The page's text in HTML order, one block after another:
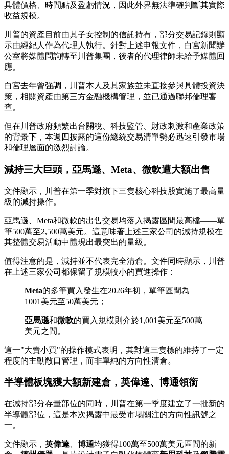
具體價格、時間點及盈虧情況，因此外界無法準確判斷其實際
收益規模。
川普的資產目前由其子女控制的信託持有，部分交易記錄則顯
示由經紀人作為代理人執行。針對上述申報文件，白宮新聞辦
公室將媒體問詢轉至川普集團，後者的代理律師未給予媒體回
應。
白宮去年曾強調，川普本人及其家族並未直接參與具體投資決
策，相關資產由第三方金融機構管理，並已通過聯邦倫理審
查。
但在川普政府頻繁出台關稅、科技監管、財政刺激和產業政策
的背景下，本週四披露的這份總統交易清單勢必迅速引發市場
和倫理層面的激烈討論。
減持三大巨頭，亞馬遜、Meta、微軟遭大額出售
文件顯示，川普在第一季對旗下三隻核心科技股實施了最高量
級的減持操作。
亞馬遜、Meta和微軟的出售交易均落入揭露區間最高檔——單
筆500萬至2,500萬美元。這意味著上述三家公司的減持規模在
其整體交易活動中體現出最突出的量級。
值得注意的是，減持並不代表完全清倉。文件同時顯示，川普
在上述三家公司都保留了規模較小的買進操作：
Meta的多筆買入發生在2026年初，單筆區間為
1001美元至50萬美元；
亞馬遜和微軟的買入規模則介於1,001美元至500萬
美元之間。
這一"大賣小買"的操作模式表明，其對這三隻標的維持了一定
程度的主動敞口管理，而非單純的方向性清倉。
半導體板塊獲大額新建倉，英偉達、博通領銜
在減持部分存量部位的同時，川普在第一季度建立了一批新的
半導體部位，這是本次揭露中最受市場關注的方向性訊號之
一。
文件顯示， 英偉達 博通均獲得100萬至500萬美元區間的新